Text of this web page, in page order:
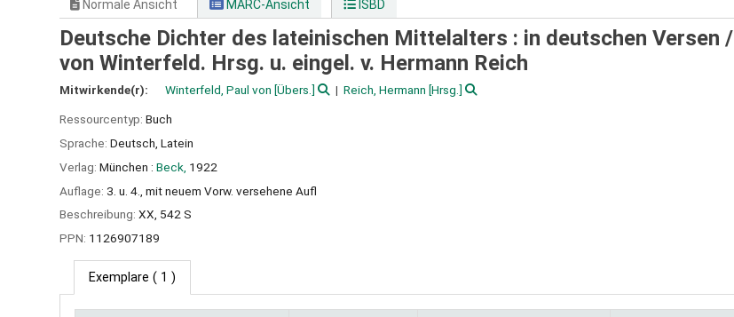
Normale Ansicht MARC-Ansicht ISBD
Deutsche Dichter des lateinischen Mittelalters : in deutschen Versen /
von Winterfeld. Hrsg. u. eingel. v. Hermann Reich
Mitwirkende(r): Winterfeld, Paul von [Übers.] Reich, Hermann [Hrsg.]
Ressourcentyp: Buch
Sprache: Deutsch Latein
Verlag: München : Beck, 1922
Auflage: 3. u. 4., mit neuem Vorw. versehene Aufl
Beschreibung: XX, 542 S
PPN: 1126907189
Exemplare ( 1 )